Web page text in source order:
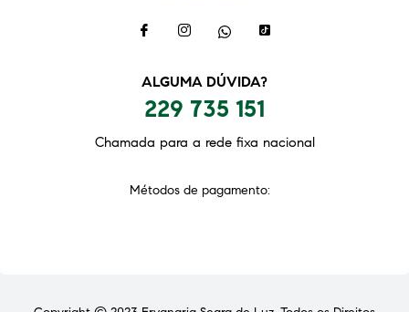
ALGUMA DÚVIDA?
229 735 151
Chamada para a rede fixa nacional
Métodos de pagamento: